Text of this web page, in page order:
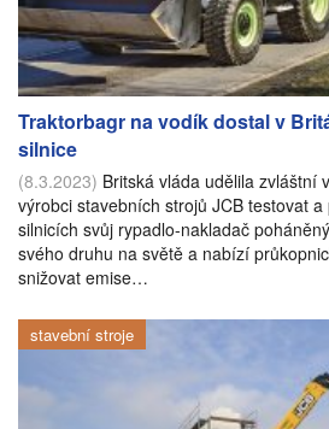
Traktorbagr na vodík dostal v
silnice
(8.3.2023) Britská vláda udělila zvláštní
výrobci stavebních strojů JCB testovat
silnicích svůj rypadlo-nakladač
svého druhu na světě a nabízí
snižovat emise…
stavební stroje